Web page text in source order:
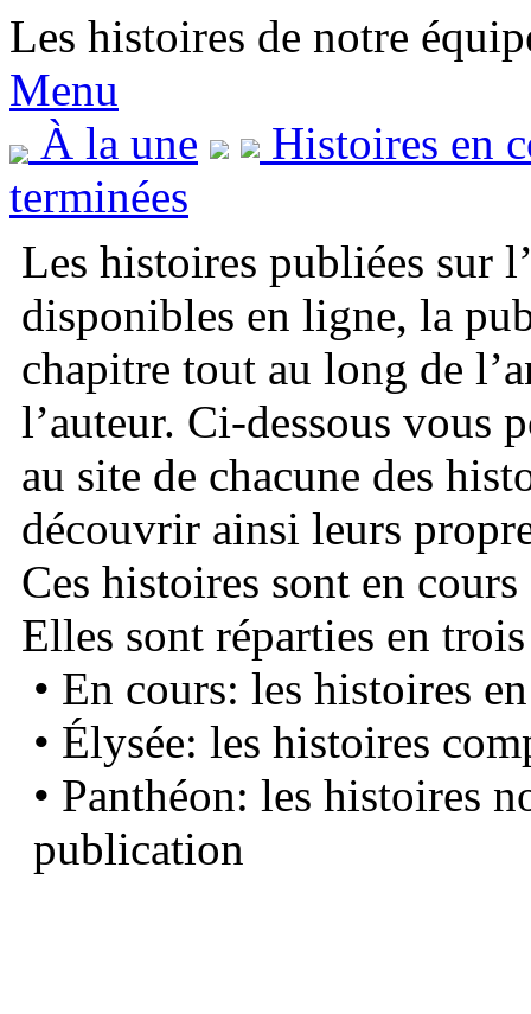
Les histoires de notre
Menu
À la une
Histoires en
terminées
Les histoires publiées sur
disponibles en ligne, la
chapitre tout au long de
l’auteur. Ci-dessous vous
au site de chacune des
découvrir ainsi leurs
Ces histoires sont en
Elles sont réparties en
• En cours: les histoires
• Élysée: les histoires
• Panthéon: les histoires
publication